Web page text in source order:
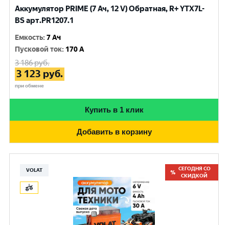
Аккумулятор PRIME (7 Ач, 12 V) Обратная, R+ YTX7L-
BS арт.PR1207.1
Емкость:7 Ач
Пусковой ток: 170 A
3 186руб.
3 123 руб.
при обмене
Купить в 1 клик
Добавить в корзину
VOLAT
СЕГОДНЯ СО
СКИДКОЙ